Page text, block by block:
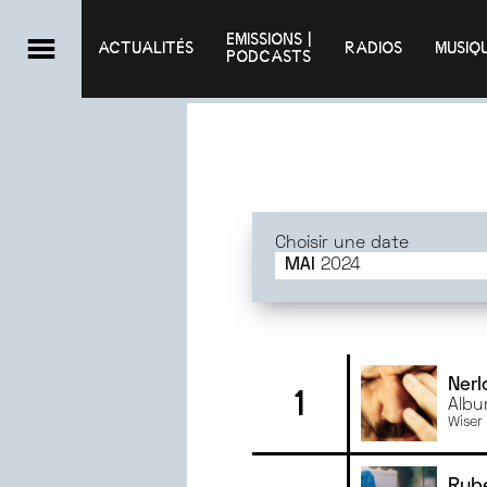
ACTUALITÉS
EMISSIONS |
PODCASTS
RADIOS
Choisir une date
MAI
2024
2025
2025
2025
DÉCEMBRE2024
1 Wiser